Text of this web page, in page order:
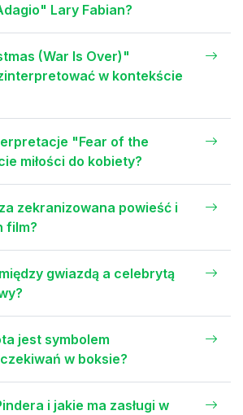
Lary Fabian?
(War Is Over)"
w kontekście
"Fear of the
miłości do kobiety?
zekranizowana powieść i
film?
gwiazdą a celebrytą
jest symbolem
w boksie?
i jakie ma zasługi w